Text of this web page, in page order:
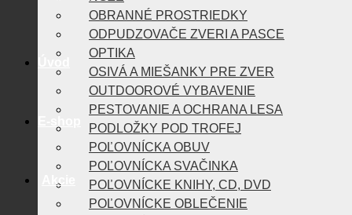
Akcie
OBRANNÉ PROSTRIEDKY
ODPUDZOVAČE ZVERI A PASCE
OPTIKA
OSIVÁ A MIEŠANKY PRE ZVER
OUTDOOROVÉ VYBAVENIE
PESTOVANIE A OCHRANA LESA
PODLOŽKY POD TROFEJ
POĽOVNÍCKA OBUV
POĽOVNÍCKA SVAČINKA
POĽOVNÍCKE KNIHY, CD, DVD
POĽOVNÍCKE OBLEČENIE